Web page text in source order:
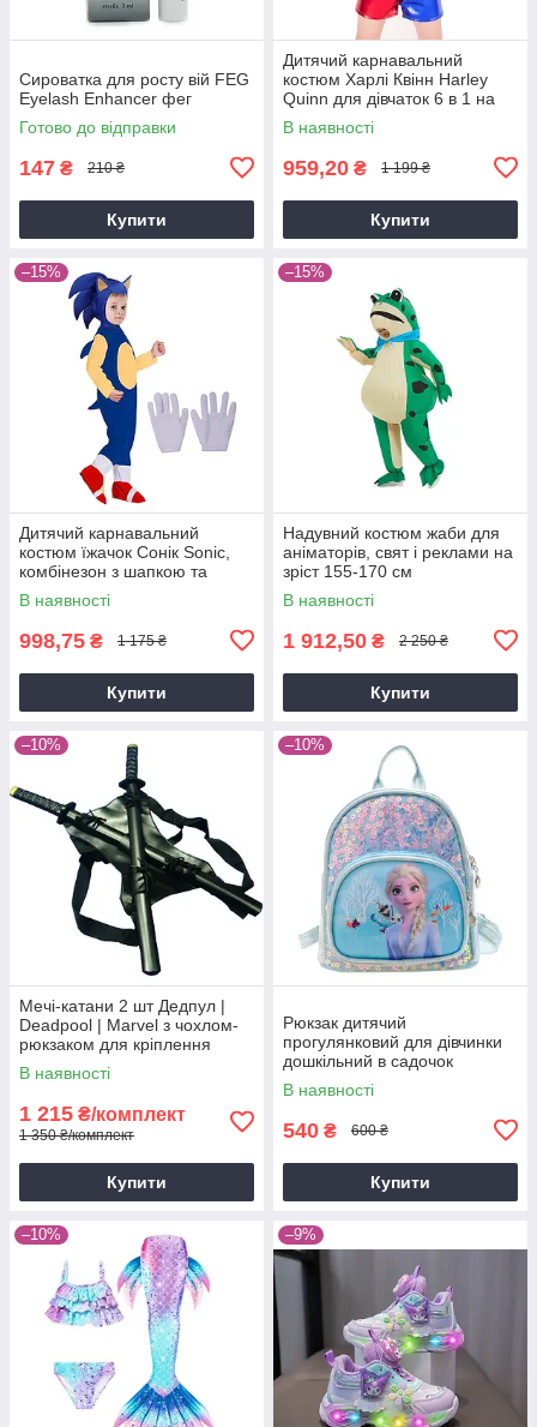
Сироватка для росту вій FEG
Eyelash Enhancer фег
Готово до відправки
147 ₴ 210 ₴
Купити
Дитячий карнавальний
костюм Харлі Квінн Harley
Quinn для дівчаток 6 в 1 на
зріст S 95-105 см
В наявності
959,20 ₴ 1 199 ₴
Купити
–15%
Дитячий карнавальний
костюм їжачок Сонік Sonic,
комбінезон з шапкою та
рукавичками, на зріст 95–105
см
В наявності
998,75 ₴ 1 175 ₴
Купити
–15%
Надувний костюм жаби для
аніматорів, свят і реклами на
зріст 155-170 см
В наявності
1 912,50 ₴ 2 250 ₴
Купити
–10%
Мечі-катани 2 шт Дедпул |
Deadpool | Marvel з чохлом-
рюкзаком для кріплення
В наявності
1 215 ₴/комплект
1 350 ₴/комплект
Купити
–10%
Рюкзак дитячий
прогулянковий для дівчинки
дошкільний в садочок
Холодне серце з Ельзою
блакитний
В наявності
540 ₴ 600 ₴
Купити
–10% –9%